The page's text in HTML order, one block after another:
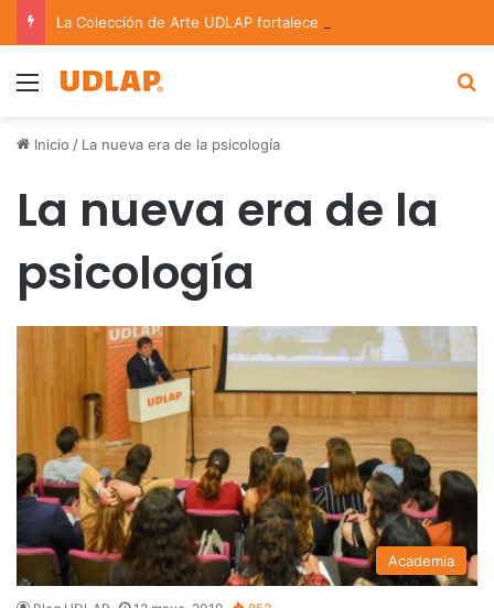
Menu
Inicio / La nueva era de la psicología
La nueva era de la
psicología
Academia